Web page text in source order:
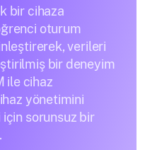
bir cihaza
oturum
verileri
bir deneyim
ile cihaz
yönetimini
sorunsuz bir